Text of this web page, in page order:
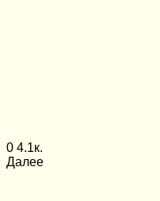
0 4.1к.
Далее